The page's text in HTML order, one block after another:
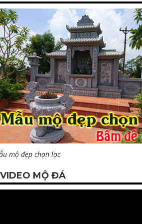
mộ đẹp chọn lọc
VIDEO MỘ ĐÁ